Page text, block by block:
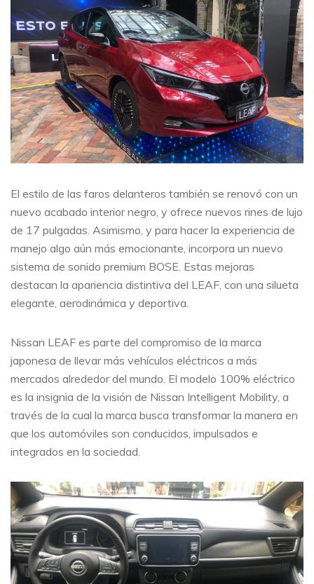
El estilo de las faros delanteros también se renovó con un
nuevo acabado interior negro, y ofrece nuevos rines de lujo
de 17 pulgadas. Asimismo, y para hacer la experiencia de
manejo algo aún más emocionante, incorpora un nuevo
sistema de sonido premium BOSE. Estas mejoras
destacan la apariencia distintiva del LEAF, con una silueta
elegante, aerodinámica y deportiva.
Nissan LEAF es parte del compromiso de la marca
japonesa de llevar más vehículos eléctricos a más
mercados alrededor del mundo. El modelo 100% eléctrico
es la insignia de la visión de Nissan Intelligent Mobility, a
través de la cual la marca busca transformar la manera en
que los automóviles son conducidos, impulsados e
integrados en la sociedad.